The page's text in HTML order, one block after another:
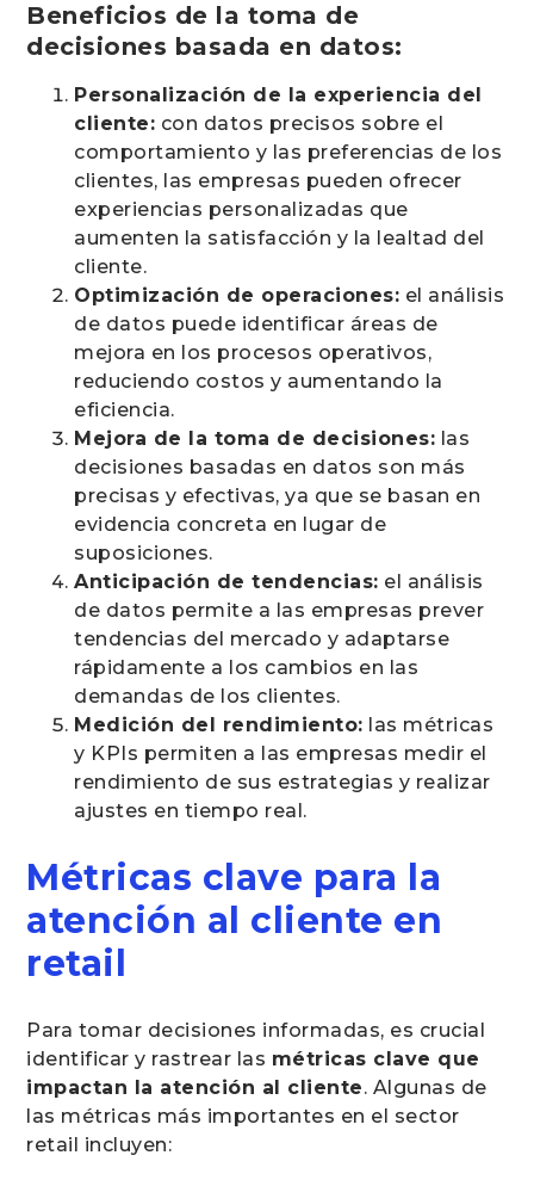
Beneficios de la toma de
decisiones basada en datos:
Personalización de la experiencia del
cliente: con datos precisos sobre el
comportamiento y las preferencias de los
clientes, las empresas pueden ofrecer
experiencias personalizadas que
aumenten la satisfacción y la lealtad del
cliente.
Optimización de operaciones: el análisis
de datos puede identificar áreas de
mejora en los procesos operativos,
reduciendo costos y aumentando la
eficiencia.
Mejora de la toma de decisiones: las
decisiones basadas en datos son más
precisas y efectivas, ya que se basan en
evidencia concreta en lugar de
suposiciones.
Anticipación de tendencias: el análisis
de datos permite a las empresas prever
tendencias del mercado y adaptarse
rápidamente a los cambios en las
demandas de los clientes.
Medición del rendimiento: las métricas
y KPIs permiten a las empresas medir el
rendimiento de sus estrategias y realizar
ajustes en tiempo real.
Métricas clave para la
atención al cliente en
retail
Para tomar decisiones informadas, es crucial
identificar y rastrear las métricas clave que
impactan la atención al cliente. Algunas de
las métricas más importantes en el sector
retail incluyen: